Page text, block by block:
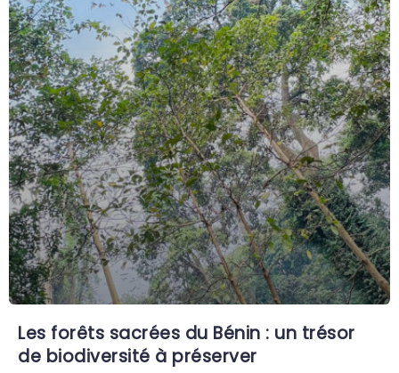
Les forêts sacrées du Bénin : un trésor
de biodiversité à préserver